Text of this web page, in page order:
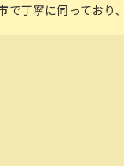
で丁寧に伺っており